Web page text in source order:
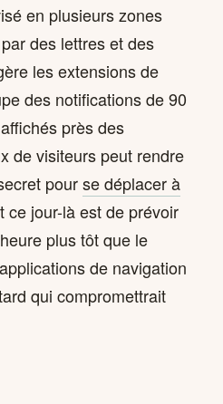
en plusieurs zones
des lettres et des
les extensions de
des notifications de 90
près des
de visiteurs peut rendre
pourse déplacer à
ce jour-là est de prévoir
plus tôt que le
de navigation
qui compromettrait